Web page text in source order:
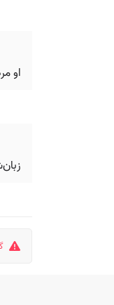
او